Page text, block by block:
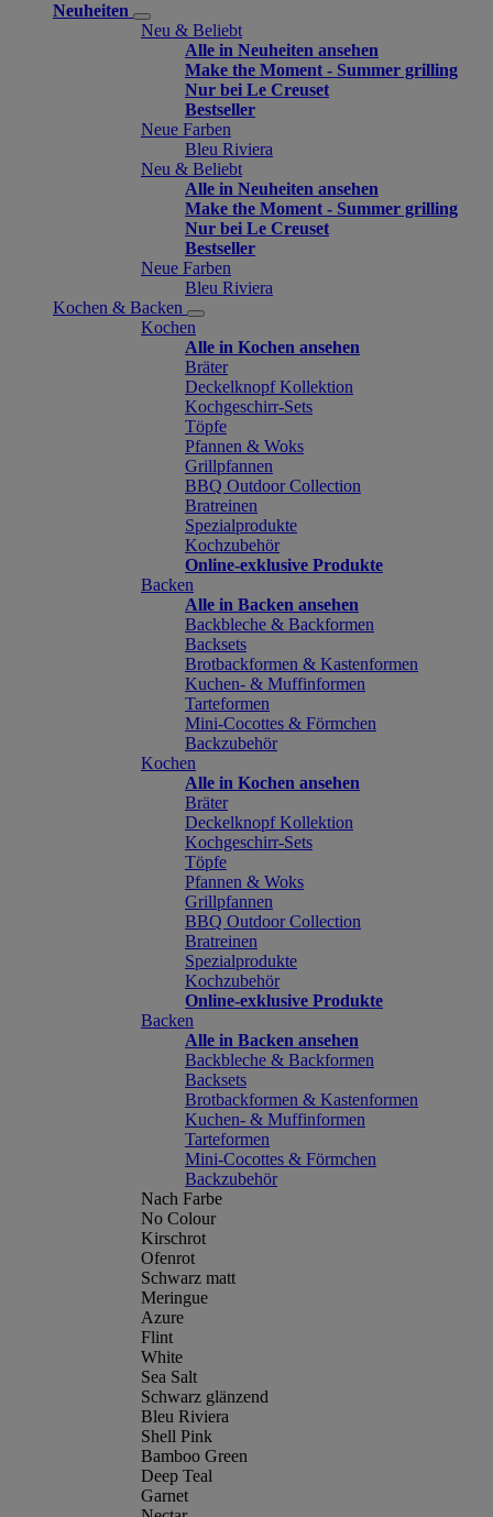
Neuheiten
Neu & Beliebt
Alle in Neuheiten ansehen
Make the Moment - Summer grilling
Nur bei Le Creuset
Bestseller
Neue Farben
Bleu Riviera
Neu & Beliebt
Alle in Neuheiten ansehen
Make the Moment - Summer grilling
Nur bei Le Creuset
Bestseller
Neue Farben
Bleu Riviera
Kochen & Backen
Kochen
Alle in Kochen ansehen
Bräter
Deckelknopf Kollektion
Kochgeschirr-Sets
Töpfe
Pfannen & Woks
Grillpfannen
BBQ Outdoor Collection
Bratreinen
Spezialprodukte
Kochzubehör
Online-exklusive Produkte
Backen
Alle in Backen ansehen
Backbleche & Backformen
Backsets
Brotbackformen & Kastenformen
Kuchen- & Muffinformen
Tarteformen
Mini-Cocottes & Förmchen
Backzubehör
Kochen
Alle in Kochen ansehen
Bräter
Deckelknopf Kollektion
Kochgeschirr-Sets
Töpfe
Pfannen & Woks
Grillpfannen
BBQ Outdoor Collection
Bratreinen
Spezialprodukte
Kochzubehör
Online-exklusive Produkte
Backen
Alle in Backen ansehen
Backbleche & Backformen
Backsets
Brotbackformen & Kastenformen
Kuchen- & Muffinformen
Tarteformen
Mini-Cocottes & Förmchen
Backzubehör
Nach Farbe
No Colour
Kirschrot
Ofenrot
Schwarz matt
Meringue
Azure
Flint
White
Sea Salt
Schwarz glänzend
Bleu Riviera
Shell Pink
Bamboo Green
Deep Teal
Garnet